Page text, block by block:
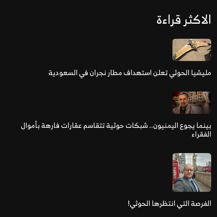
الاكثر قراءة
مليشيا الحوثي تعلن استهداف مطار نجران في السعودية
بينما يجوع اليمنيون.. شبكات حوثية تتقاسم عقارات فارهة بأموال
الفقراء
الفرصة التي انتظرها الحوثي!